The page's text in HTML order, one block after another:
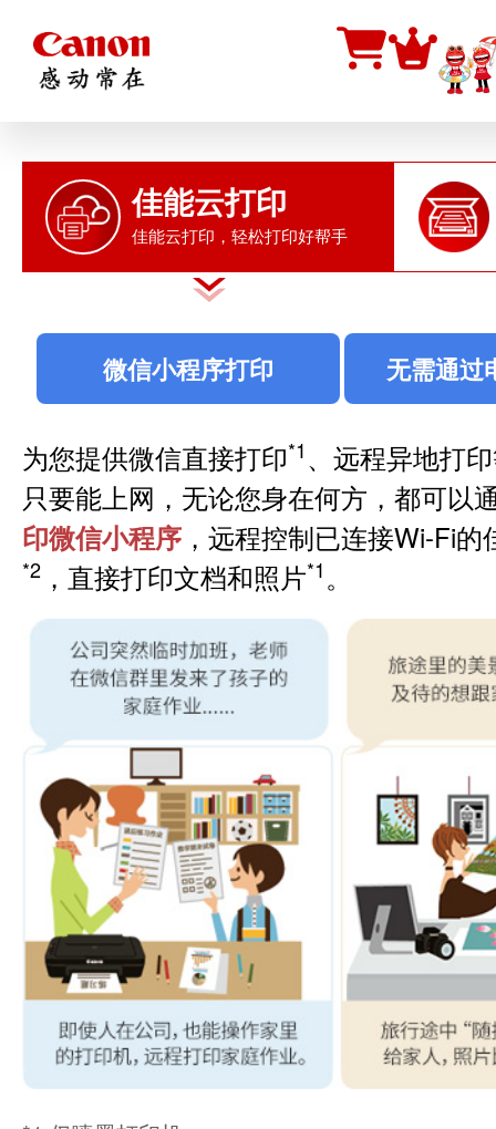
> 丰富功能
佳能云打印
佳能云打印，轻松打印好帮手
微信小程序打印 无需通过
为您提供微信直接打印*1、远程异地打
只要能上网，无论您身在何方，都可以
印微信小程序 ，远程控制已连接Wi-Fi的
*2 ，直接打印文档和照片*1。